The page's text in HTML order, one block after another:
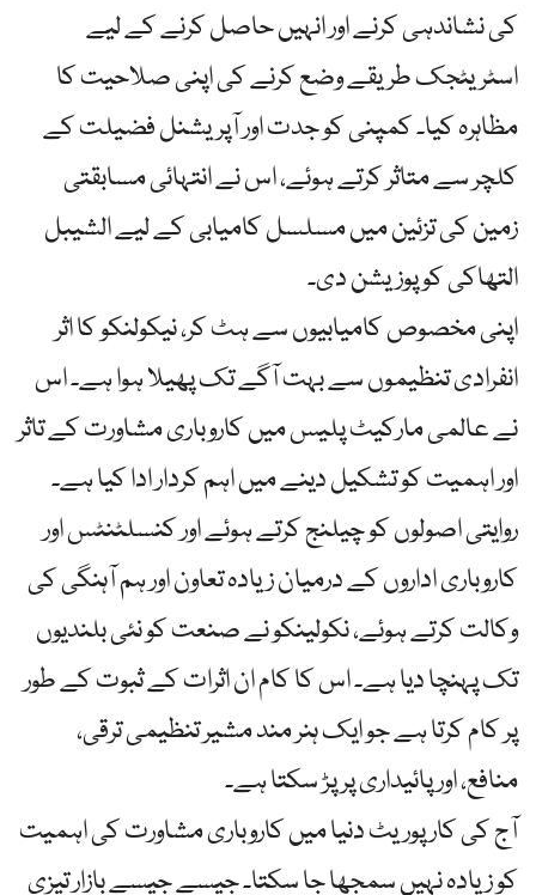
کی نشاندہی کرنے اور انہیں حاصل کرنے کے لیے
اسٹریٹجک طریقے وضع کرنے کی اپنی صلاحیت کا
مظاہرہ کیا۔ کمپنی کو جدت اور آپریشنل فضیلت کے
کلچر سے متاثر کرتے ہوئے، اس نے انتہائی مسابقتی
زمین کی تزئین میں مسلسل کامیابی کے لیے الشیبل
التھاکی کو پوزیشن دی۔
اپنی مخصوص کامیابیوں سے ہٹ کر، نیکولنکو کا اثر
انفرادی تنظیموں سے بہت آگے تک پھیلا ہوا ہے۔ اس
نے عالمی مارکیٹ پلیس میں کاروباری مشاورت کے تاثر
اور اہمیت کو تشکیل دینے میں اہم کردار ادا کیا ہے۔
روایتی اصولوں کو چیلنج کرتے ہوئے اور کنسلٹنٹس اور
کاروباری اداروں کے درمیان زیادہ تعاون اور ہم آہنگی کی
وکالت کرتے ہوئے، نکولینکو نے صنعت کو نئی بلندیوں
تک پہنچا دیا ہے۔ اس کا کام ان اثرات کے ثبوت کے طور
پر کام کرتا ہے جو ایک ہنر مند مشیر تنظیمی ترقی،
منافع، اور پائیداری پر پڑ سکتا ہے۔
آج کی کارپوریٹ دنیا میں کاروباری مشاورت کی اہمیت
کو زیادہ نہیں سمجھا جا سکتا۔ جیسے جیسے بازار تیزی